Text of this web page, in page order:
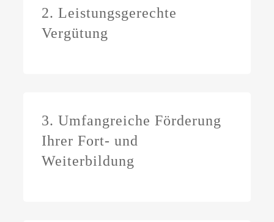
2. Leistungsgerechte
Vergütung
3. Umfangreiche Förderung
Ihrer Fort- und
Weiterbildung